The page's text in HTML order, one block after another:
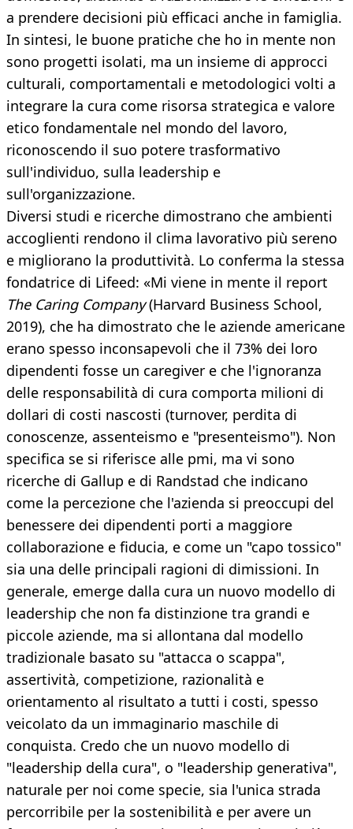
a prendere decisioni più efficaci anche in famiglia.
In sintesi, le buone pratiche che ho in mente non
sono progetti isolati, ma un insieme di approcci
culturali, comportamentali e metodologici volti a
integrare la cura come risorsa strategica e valore
etico fondamentale nel mondo del lavoro,
riconoscendo il suo potere trasformativo
sull'individuo, sulla leadership e
sull'organizzazione.
Diversi studi e ricerche dimostrano che ambienti
accoglienti rendono il clima lavorativo più sereno
e migliorano la produttività. Lo conferma la stessa
fondatrice di Lifeed: «Mi viene in mente il report
The Caring Company(Harvard Business School,
2019), che ha dimostrato che le aziende americane
erano spesso inconsapevoli che il 73% dei loro
dipendenti fosse un caregiver e che l'ignoranza
delle responsabilità di cura comporta milioni di
dollari di costi nascosti (turnover, perdita di
conoscenze, assenteismo e "presenteismo"). Non
specifica se si riferisce alle pmi, ma vi sono
ricerche di Gallup e di Randstad che indicano
come la percezione che l'azienda si preoccupi del
benessere dei dipendenti porti a maggiore
collaborazione e fiducia, e come un "capo tossico"
sia una delle principali ragioni di dimissioni. In
generale, emerge dalla cura un nuovo modello di
leadership che non fa distinzione tra grandi e
piccole aziende, ma si allontana dal modello
tradizionale basato su "attacca o scappa",
assertività, competizione, razionalità e
orientamento al risultato a tutti i costi, spesso
veicolato da un immaginario maschile di
conquista. Credo che un nuovo modello di
"leadership della cura", o "leadership generativa",
naturale per noi come specie, sia l'unica strada
percorribile per la sostenibilità e per avere un